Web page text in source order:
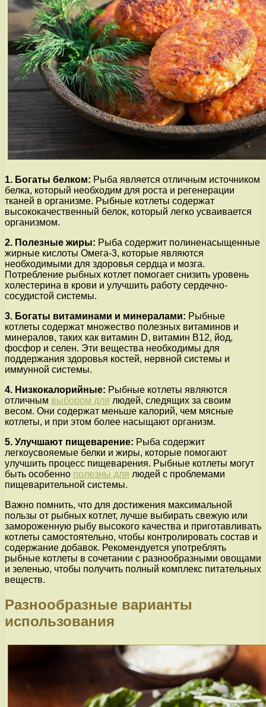
1. Богаты белком: Рыба является отличным источником
белка, который необходим для роста и регенерации
тканей в организме. Рыбные котлеты содержат
высококачественный белок, который легко усваивается
организмом.
2. Полезные жиры: Рыба содержит полиненасыщенные
жирные кислоты Омега-3, которые являются
необходимыми для здоровья сердца и мозга.
Потребление рыбных котлет помогает снизить уровень
холестерина в крови и улучшить работу сердечно-
сосудистой системы.
3. Богаты витаминами и минералами: Рыбные
котлеты содержат множество полезных витаминов и
минералов, таких как витамин D, витамин В12, йод,
фосфор и селен. Эти вещества необходимы для
поддержания здоровья костей, нервной системы и
иммунной системы.
4. Низкокалорийные: Рыбные котлеты являются
отличным выбором для людей, следящих за своим
весом. Они содержат меньше калорий, чем мясные
котлеты, и при этом более насыщают организм.
5. Улучшают пищеварение: Рыба содержит
легкоусвояемые белки и жиры, которые помогают
улучшить процесс пищеварения. Рыбные котлеты могут
быть особенно полезны для людей с проблемами
пищеварительной системы.
Важно помнить, что для достижения максимальной
пользы от рыбных котлет, лучше выбирать свежую или
замороженную рыбу высокого качества и приготавливать
котлеты самостоятельно, чтобы контролировать состав и
содержание добавок. Рекомендуется употреблять
рыбные котлеты в сочетании с разнообразными овощами
и зеленью, чтобы получить полный комплекс питательных
веществ.
Разнообразные варианты
использования